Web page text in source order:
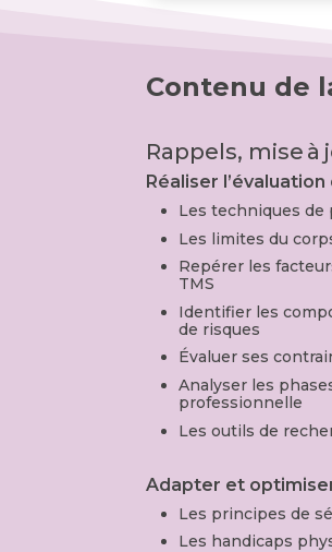
Contenu de
Rappels, mise à
Réaliser
Les techniques de
Les limites du
Repérer les
TMS
Identifier les
de risques
Évaluer ses
Analyser les
professionnelle
Les outils de
Adapter et
Les principes de
Les handicaps